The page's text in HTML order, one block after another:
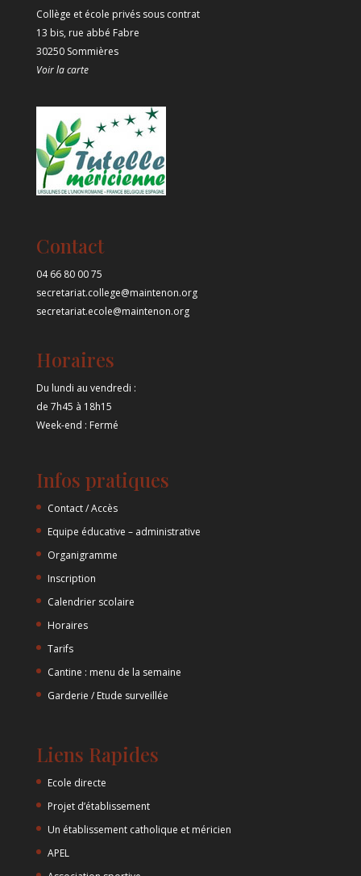
Collège et école privés sous contrat
13 bis, rue abbé Fabre
30250 Sommières
Voir la carte
Contact
04 66 80 00 75
secretariat.college@maintenon.org
secretariat.ecole@maintenon.org
Horaires
Du lundi au vendredi :
de 7h45 à 18h15
Week-end : Fermé
Infos pratiques
Contact / Accès
Equipe éducative – administrative
Organigramme
Inscription
Calendrier scolaire
Horaires
Tarifs
Cantine : menu de la semaine
Garderie / Etude surveillée
Liens Rapides
Ecole directe
Projet d’établissement
Un établissement catholique et méricien
APEL